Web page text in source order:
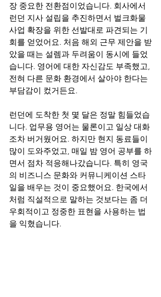
장 중요한 전환점이었습니다. 회사에서
런던 지사 설립을 추진하면서 벌크화물
사업 확장을 위한 선발대로 파견되는 기
회를 얻었어요. 처음 해외 근무 제안을 받
았을 때는 설렘과 두려움이 동시에 들었
습니다. 영어에 대한 자신감도 부족했고,
전혀 다른 문화 환경에서 살아야 한다는
부담감이 컸거든요.
런던에 도착한 첫 몇 달은 정말 힘들었습
니다. 업무용 영어는 물론이고 일상 대화
조차 버거웠어요. 하지만 현지 동료들이
많이 도와주었고, 매일 밤 영어 공부를 하
면서 점차 적응해나갔습니다. 특히 영국
의 비즈니스 문화와 커뮤니케이션 스타
일을 배우는 것이 중요했어요. 한국에서
처럼 직설적으로 말하는 것보다는 좀 더
우회적이고 정중한 표현을 사용하는 법
을 익혔습니다.